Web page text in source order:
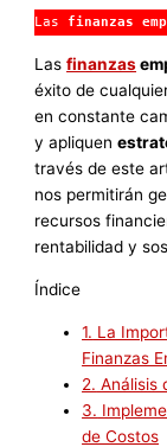
Las finanzas
Lasfinanzas
éxito de
en constante
y apliquen
través de este
nos permitirán
recursos
rentabilidad y
Índice
1. La
Finanzas
2. Análisis
3.
de Costos